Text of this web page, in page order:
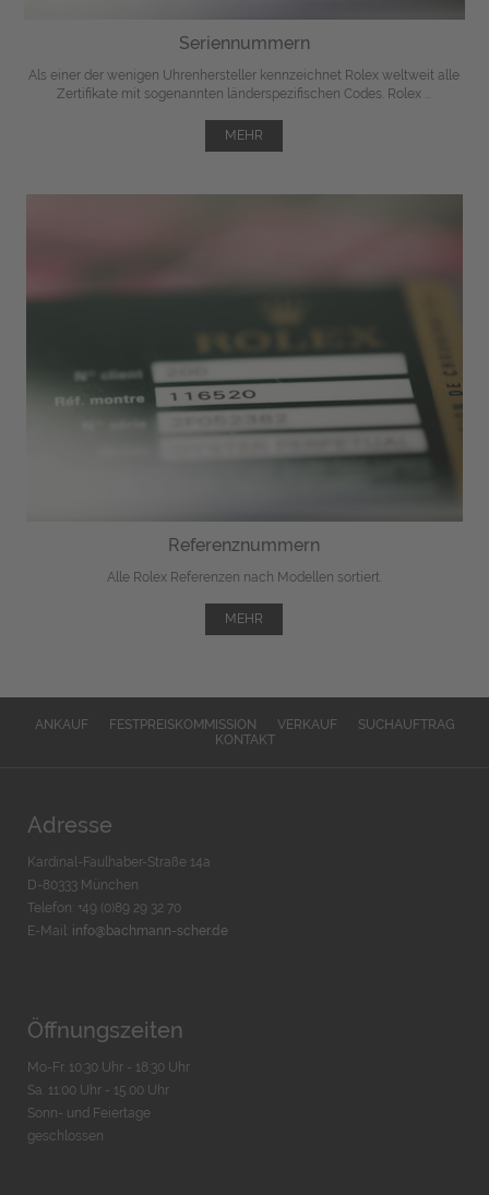
Seriennummern
Als einer der wenigen Uhrenhersteller kennzeichnet Rolex weltweit alle
Zertifikate mit sogenannten länderspezifischen Codes. Rolex ...
MEHR
Referenznummern
Alle Rolex Referenzen nach Modellen sortiert.
MEHR
ANKAUF FESTPREISKOMMISSION VERKAUF
SUCHAUFTRAG
KONTAKT
Adresse
Kardinal-Faulhaber-Straße 14a
D-80333 München
Telefon: +49 (0)89 29 32 70
E-Mail: info@bachmann-scher.de
Öffnungszeiten
Mo-Fr. 10:30 Uhr - 18:30 Uhr
Sa. 11:00 Uhr - 15.00 Uhr
Sonn- und Feiertage
geschlossen